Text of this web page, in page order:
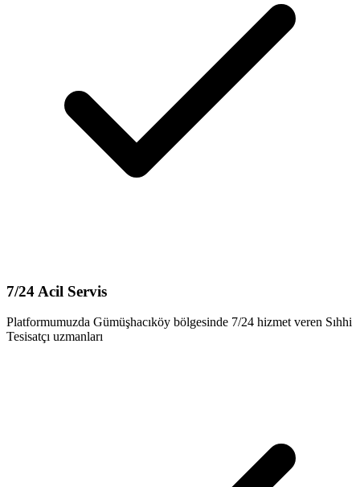
7/24 Acil Servis
Platformumuzda Gümüşhacıköy bölgesinde 7/24 hizmet veren Sıhhi
Tesisatçı uzmanları